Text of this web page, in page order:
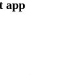
app